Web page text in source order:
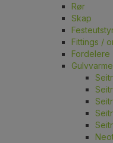
Rør
Skap
Fittings /
Fordelere